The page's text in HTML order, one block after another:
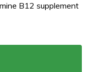
B12 supplement